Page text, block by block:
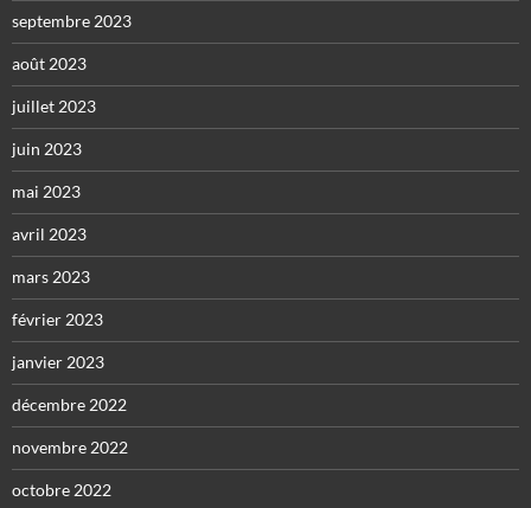
septembre 2023
août 2023
juillet 2023
juin 2023
mai 2023
avril 2023
mars 2023
février 2023
janvier 2023
décembre 2022
novembre 2022
octobre 2022